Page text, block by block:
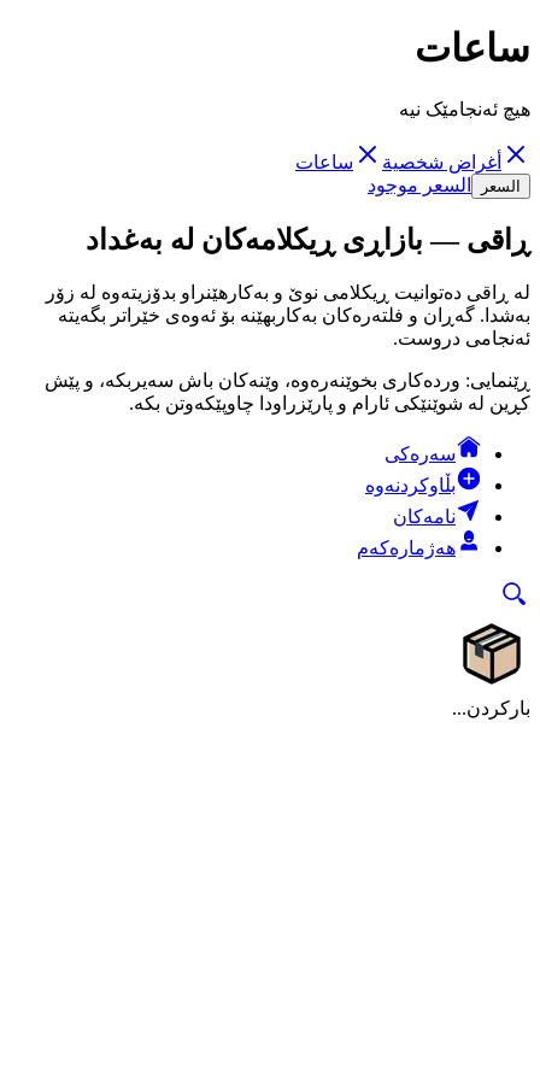
ساعات
هیچ ئەنجامێک نیە
أغراض شخصية ساعات
السعر السعر موجود
ڕاقی — بازاڕی ڕیکلامەکان لە بەغداد
لە ڕاقی دەتوانیت ڕیکلامی نوێ و بەکارهێنراو بدۆزیتەوە لە زۆر
بەشدا. گەڕان و فلتەرەکان بەکاربهێنە بۆ ئەوەی خێراتر بگەیتە
ئەنجامی دروست.
ڕێنمایی: وردەکاری بخوێنەرەوە، وێنەکان باش سەیربکە، و پێش
کڕین لە شوێنێکی ئارام و پارێزراودا چاوپێکەوتن بکە.
سەرەکی
بڵاوکردنەوە
نامەکان
هەژمارەکەم
بارکردن...